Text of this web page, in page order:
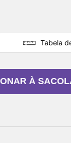
Tabela
À